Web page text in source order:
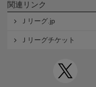
関連リンク
Ｊリーグ.jp
Ｊリーグチケット